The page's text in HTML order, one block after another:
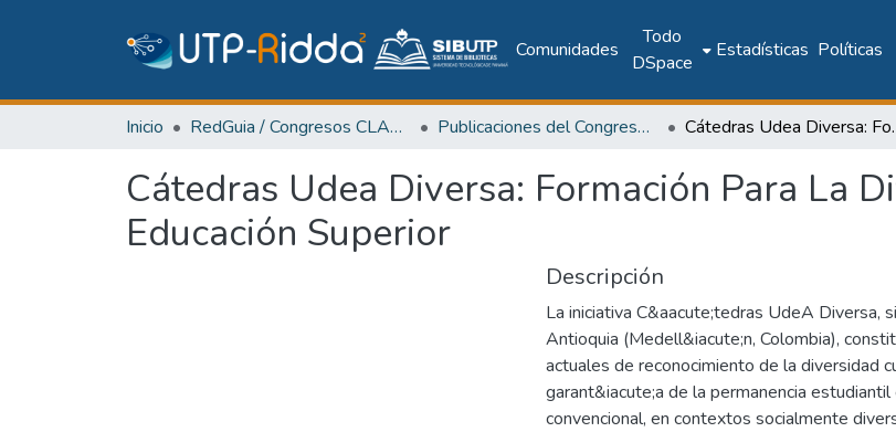
Comunidades
Todo
DSpace
Estadísticas Políticas
Inicio RedGuia / Congresos CLABES Publicaciones del Congreso Internacional CLABES Cátedras Udea
Cátedras Udea Diversa: Formación Para La
Educación Superior
Descripción
La iniciativa C&aacute;tedras UdeA Diversa,
Antioquia (Medell&iacute;n, Colombia),
actuales de reconocimiento de la diversidad
garant&iacute;a de la permanencia
convencional, en contextos socialmente